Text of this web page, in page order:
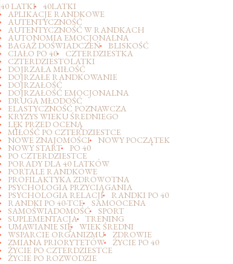
40 LATKI 40LATKI
APLIKACJE RANDKOWE
AUTENTYCZNOŚĆ
AUTENTYCZNOŚĆ W RANDKACH
AUTONOMIA EMOCJONALNA
BAGAŻ DOŚWIADCZEŃ BLISKOŚĆ
CIAŁO PO 40 CZTERDZIESTKA
CZTERDZIESTOLATKI
DOJRZAŁA MIŁOŚĆ
DOJRZAŁE RANDKOWANIE
DOJRZAŁOŚĆ
DOJRZAŁOŚĆ EMOCJONALNA
DRUGA MŁODOŚĆ
ELASTYCZNOŚĆ POZNAWCZA
KRYZYS WIEKU ŚREDNIEGO
LĘK PRZED OCENĄ
MIŁOŚĆ PO CZTERDZIESTCE
NOWE ZNAJOMOŚCI NOWY POCZĄTEK
NOWY START PO 40
PO CZTERDZIESTCE
PORADY DLA 40 LATKÓW
PORTALE RANDKOWE
PROFILAKTYKA ZDROWOTNA
PSYCHOLOGIA PRZYCIĄGANIA
PSYCHOLOGIA RELACJI RANDKI PO 40
RANDKI PO 40-TCE SAMOOCENA
SAMOŚWIADOMOŚĆ SPORT
SUPLEMENTACJA TRENING
UMAWIANIE SIĘ WIEK ŚREDNI
WSPARCIE ORGANIZMU ZDROWIE
ZMIANA PRIORYTETÓW ŻYCIE PO 40
ŻYCIE PO CZTERDZIESTCE
ŻYCIE PO ROZWODZIE